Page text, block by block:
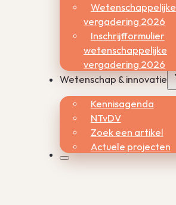
Wetenschappelijke
vergadering 2026
Inschrijfformulier
wetenschappelijke
vergadering 2026
Wetenschap & innovatie
Kennisagenda
NTvDV
Zoek een artikel
Actuele projecten